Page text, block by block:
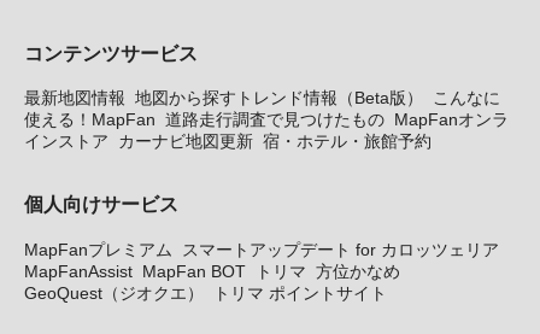
コンテンツサービス
最新地図情報 地図から探すトレンド情報（Beta版）
こんなに
使える！MapFan 道路走行調査で見つけたもの MapFanオンラ
インストア
カーナビ地図更新 宿・ホテル・旅館予約
個人向けサービス
MapFanプレミアム
スマートアップデート for カロッツェリア
MapFanAssist MapFan BOT トリマ 方位かなめ
GeoQuest（ジオクエ）
トリマ ポイントサイト